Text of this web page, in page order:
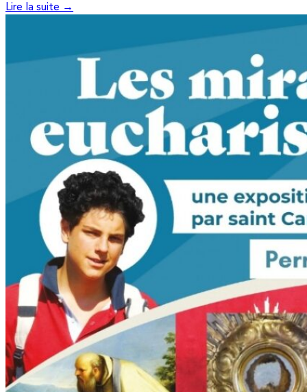
Lire la suite →